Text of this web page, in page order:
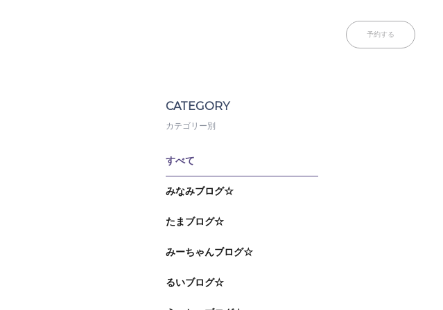
予約する
CATEGORY
カテゴリー別
すべて
みなみブログ☆
たまブログ☆
みーちゃんブログ☆
るいブログ☆